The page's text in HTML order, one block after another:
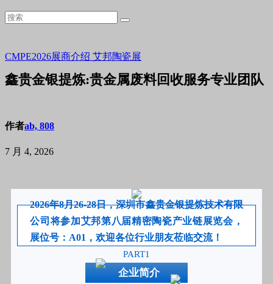
CMPE2026展商介绍 艾邦陶瓷展
鑫贵金银提炼:贵金属废料回收服务专业团队
作者ab, 808
7 月 4, 2026
2026年8月26-28日，深圳市鑫贵金银提炼技术有限
公司将参加艾邦第八届精密陶瓷产业链展览会，
展位号：A01，欢迎各位行业朋友莅临交流！
PART1
企业简介